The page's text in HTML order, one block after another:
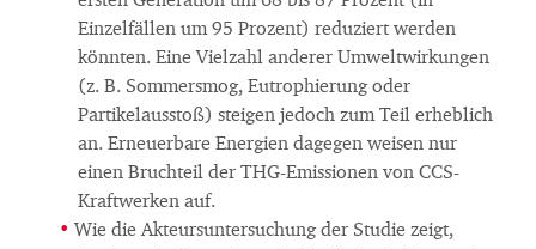
Einzelfällen um 95 Prozent) reduziert werden
könnten. Eine Vielzahl anderer Umweltwirkungen
(z. B. Sommersmog, Eutrophierung oder
Partikelausstoß) steigen jedoch zum Teil erheblich
an. Erneuerbare Energien dagegen weisen nur
einen Bruchteil der THG-Emissionen von CCS-
Kraftwerken auf.
Wie die Akteursuntersuchung der Studie zeigt,